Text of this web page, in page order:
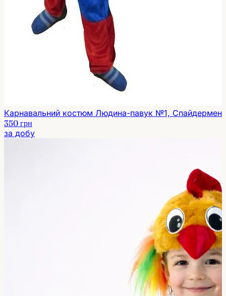
Карнавальний костюм Людина-павук №1, Спайдермен
350 грн
за добу